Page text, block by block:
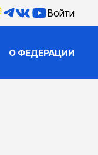
Войти
О ФЕДЕРАЦИИ